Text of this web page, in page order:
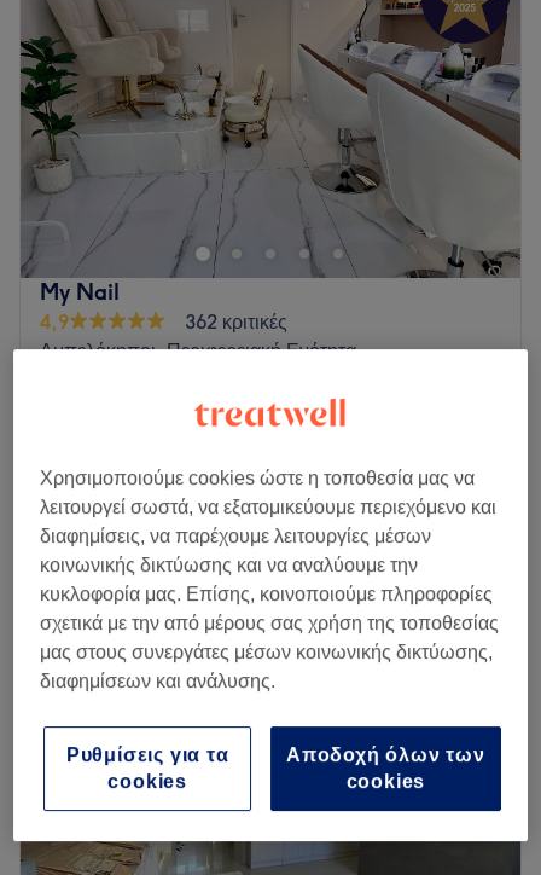
Πέμπτη
10:00–20:00
Παρασκευή
10:00– 20:00
Σάββατο
10:00– 17:00
Κυριακή
Κλειστό
Το velvet beauty studio είναι ένας πολυχώρος ομορφιάς και
βρίσκεται κοντά στο κέντρο του Ευόσμου
Go to venue
My Nail
4,9
362 κριτικές
Αμπελόκηποι, Περιφερειακή Ενότητα
Εμφάνιση στον χάρτη
45 λεπτά - 1 ώρα
Αφαίρεση Ημιμόνιμου
10 λεπτά
Περισσότερα για το κατάστημα
Δευτέρα 09:00–21:00
Τρίτη
09:00–21:00
Τετάρτη
Πέμπτη
09:00–21:00
Παρασκευή
09:00–21:00
Σάββατο
10:00–18:00
Κυριακή
Κλειστό
Το My Nail είναι χώρος φρέσκος, καθαρός, με μοντέρνο
Χρησιμοποιούμε cookies ώστε η τοποθεσία μας να
λειτουργεί σωστά, να εξατομικεύουμε περιεχόμενο και
διαφημίσεις, να παρέχουμε λειτουργίες μέσων
κοινωνικής δικτύωσης και να αναλύουμε την
κυκλοφορία μας. Επίσης, κοινοποιούμε πληροφορίες
σχετικά με την από μέρους σας χρήση της τοποθεσίας
μας στους συνεργάτες μέσων κοινωνικής δικτύωσης,
διαφημίσεων και ανάλυσης.
Αποδοχή όλων των
cookies
Ρυθμίσεις για τα
cookies